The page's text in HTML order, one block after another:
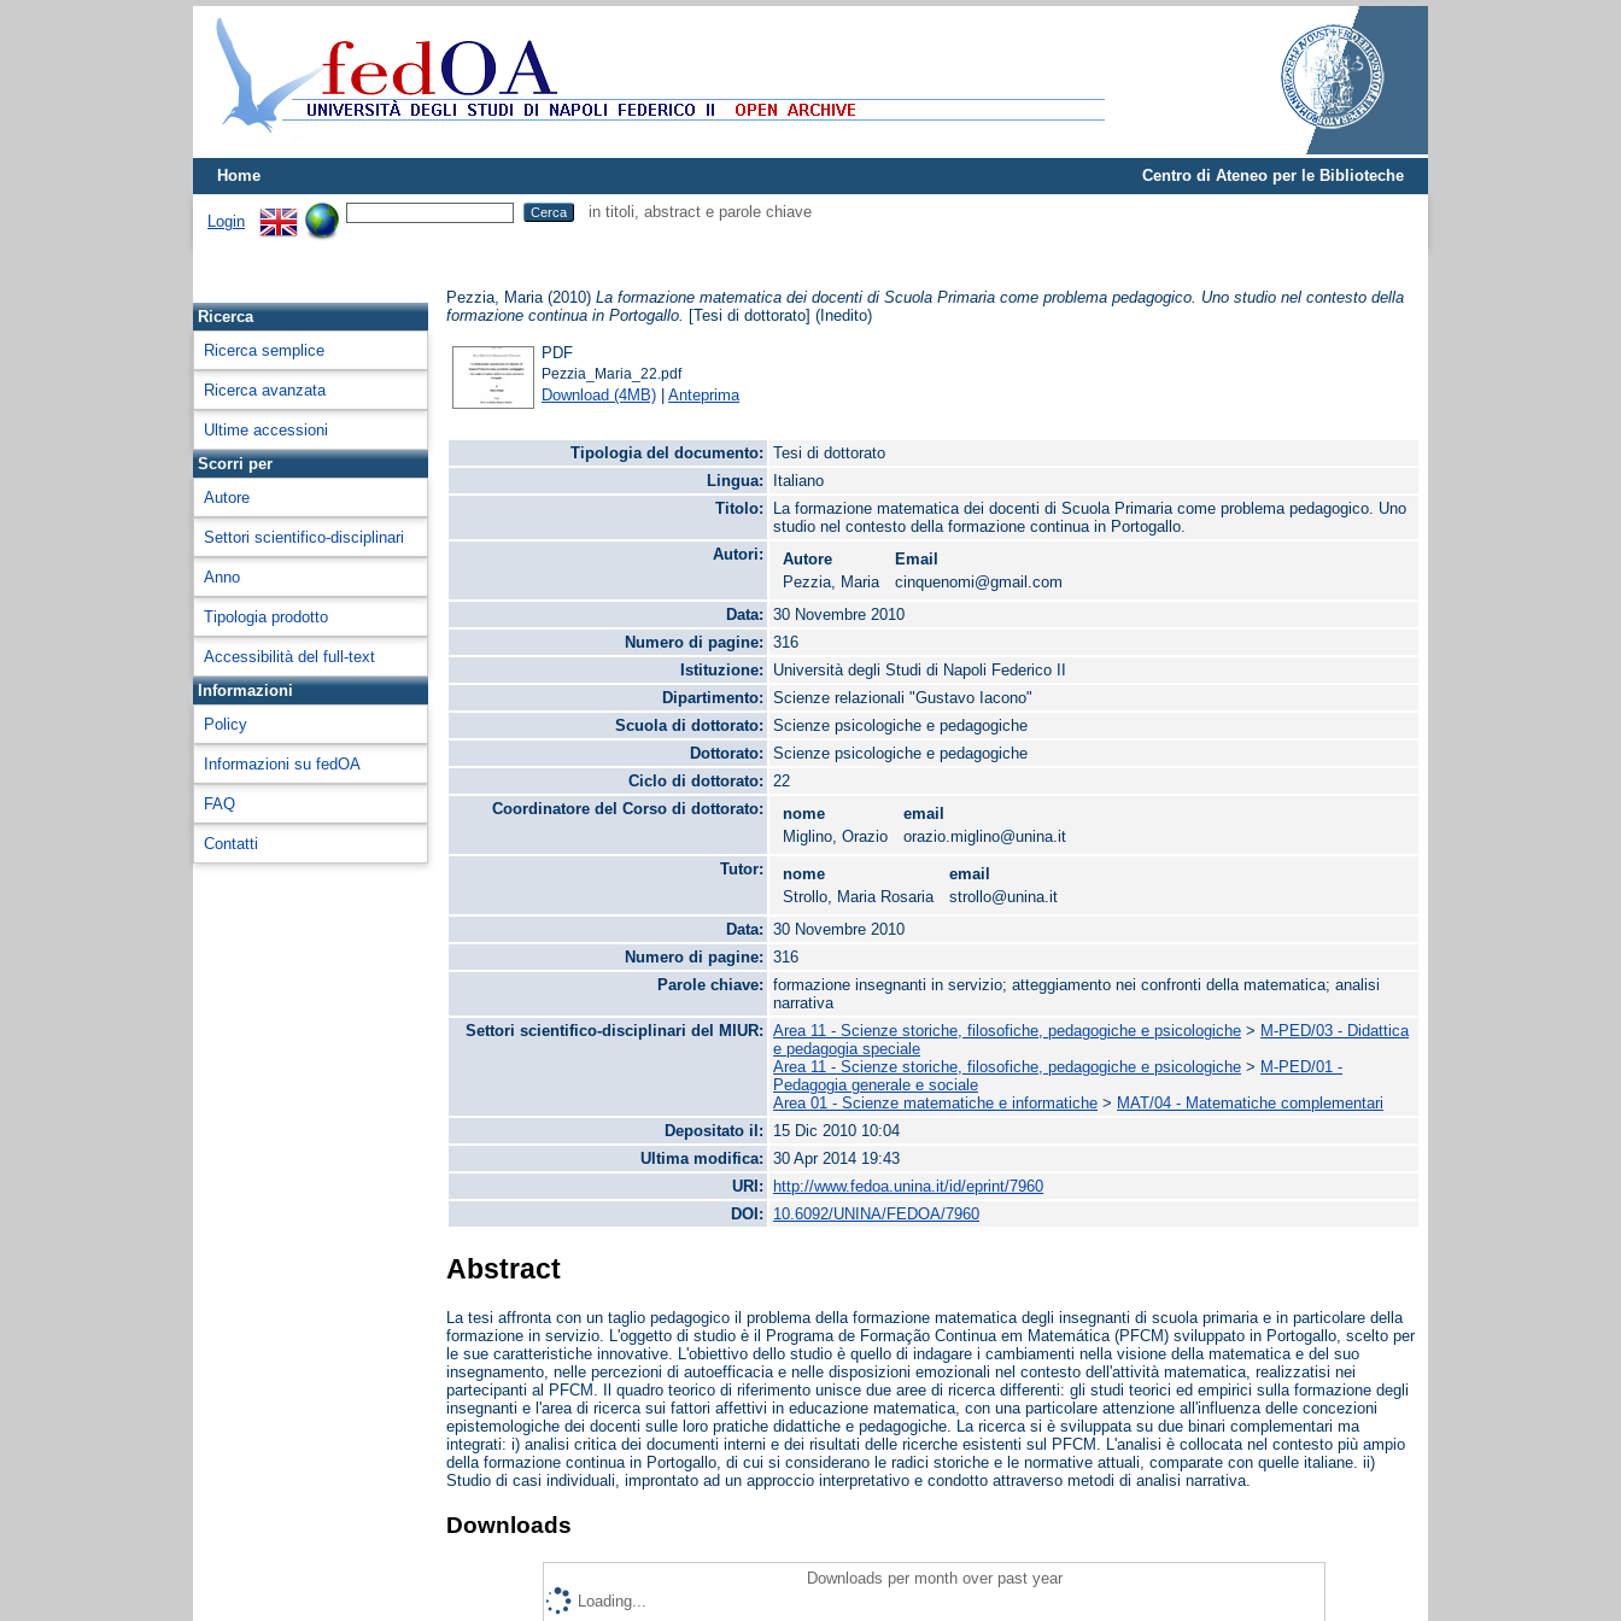
Home Centro di Ateneo per le Biblioteche
Login
in titoli, abstract e parole chiave
Ricerca
Ricerca semplice
Ricerca avanzata
Ultime accessioni
Scorri per
Autore
Settori scientifico-disciplinari
Anno
Tipologia prodotto
Accessibilità del full-text
Informazioni
Policy
Informazioni su fedOA
FAQ
Contatti
Pezzia, Maria (2010)La formazione matematica dei docenti di Scuola Primaria come problema pedagogico. Uno studio nel contesto della
formazione continua in Portogallo.
[Tesi di dottorato] (Inedito)
PDF
Pezzia_Maria_22.pdf
Download (4MB) |Anteprima
Tipologia del documento:
Tesi di dottorato
Lingua:
Italiano
Titolo:
La formazione matematica dei docenti di Scuola Primaria come problema pedagogico. Uno
studio nel contesto della formazione continua in Portogallo.
Autori:
Autore
Email
Pezzia, Maria
cinquenomi@gmail.com
Data:
30 Novembre 2010
Numero di pagine:
316
Istituzione:
Università degli Studi di Napoli Federico II
Dipartimento:
Scienze relazionali "Gustavo Iacono"
Scuola di dottorato:
Scienze psicologiche e pedagogiche
Dottorato:
Scienze psicologiche e pedagogiche
Ciclo di dottorato:
22
Coordinatore del Corso di dottorato:
nome
email
Miglino, Orazio
orazio.miglino@unina.it
Tutor:
nome
email
Strollo, Maria Rosaria
strollo@unina.it
Data:
30 Novembre 2010
Numero di pagine:
316
Parole chiave:
formazione insegnanti in servizio; atteggiamento nei confronti della matematica; analisi
narrativa
Settori scientifico-disciplinari del MIUR:
Area 11 - Scienze storiche, filosofiche, pedagogiche e psicologiche > M-PED/03 - Didattica
e pedagogia speciale
Area 11 - Scienze storiche, filosofiche, pedagogiche e psicologiche > M-PED/01 -
Pedagogia generale e sociale
Area 01 - Scienze matematiche e informatiche > MAT/04 - Matematiche complementari
Depositato il:
15 Dic 2010 10:04
Ultima modifica:
30 Apr 2014 19:43
URI:
http://www.fedoa.unina.it/id/eprint/7960
DOI:
10.6092/UNINA/FEDOA/7960
Abstract
La tesi affronta con un taglio pedagogico il problema della formazione matematica degli insegnanti di scuola primaria e in particolare della
formazione in servizio. L'oggetto di studio è il Programa de Formação Continua em Matemática (PFCM) sviluppato in Portogallo, scelto per
le sue caratteristiche innovative. L'obiettivo dello studio è quello di indagare i cambiamenti nella visione della matematica e del suo
insegnamento, nelle percezioni di autoefficacia e nelle disposizioni emozionali nel contesto dell'attività matematica, realizzatisi nei
partecipanti al PFCM. Il quadro teorico di riferimento unisce due aree di ricerca differenti: gli studi teorici ed empirici sulla formazione degli
insegnanti e l'area di ricerca sui fattori affettivi in educazione matematica, con una particolare attenzione all'influenza delle concezioni
epistemologiche dei docenti sulle loro pratiche didattiche e pedagogiche. La ricerca si è sviluppata su due binari complementari ma
integrati: i) analisi critica dei documenti interni e dei risultati delle ricerche esistenti sul PFCM. L'analisi è collocata nel contesto più ampio
della formazione continua in Portogallo, di cui si considerano le radici storiche e le normative attuali, comparate con quelle italiane. ii)
Studio di casi individuali, improntato ad un approccio interpretativo e condotto attraverso metodi di analisi narrativa.
Downloads
Downloads per month over past year
Loading...